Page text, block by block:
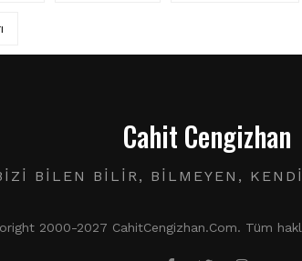
Cahit Cengizhan
BILEN BILIR, BILMEYEN,
2000-2027 CahitCengizhan.Com. Tüm